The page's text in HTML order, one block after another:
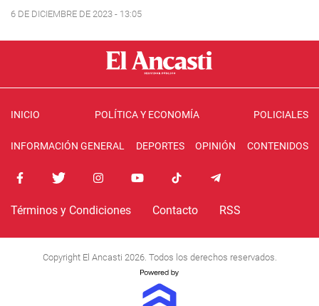
6 DE DICIEMBRE DE 2023 - 13:05
INICIO POLÍTICA Y ECONOMÍA POLICIALES
INFORMACIÓN GENERAL DEPORTES OPINIÓN CONTENIDOS
Términos y Condiciones Contacto RSS
Copyright El Ancasti 2026. Todos los derechos reservados.